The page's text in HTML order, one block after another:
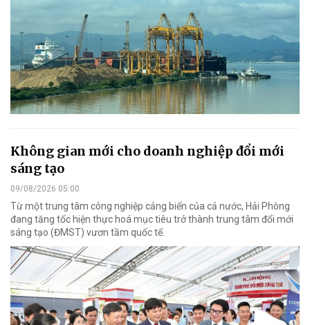
Không gian mới cho doanh nghiệp đổi mới
sáng tạo
09/08/2026 05:00
Từ một trung tâm công nghiệp cảng biển của cả nước, Hải Phòng
đang tăng tốc hiện thực hoá mục tiêu trở thành trung tâm đổi mới
sáng tạo (ĐMST) vươn tầm quốc tế.